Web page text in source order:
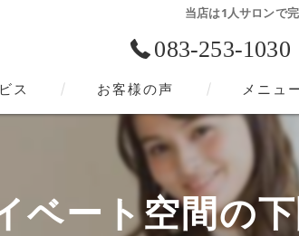
当店は1人サロンで
083-253-1030
ミ情報
客様の声
ス お客様の声 メニュ
ベート空間の